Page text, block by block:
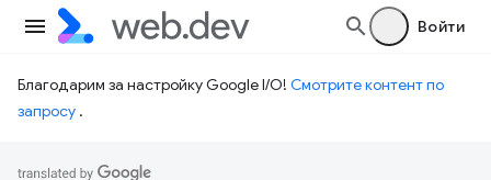
Войти
Благодарим за настройку Google I/O! Смотрите контент по
запросу .